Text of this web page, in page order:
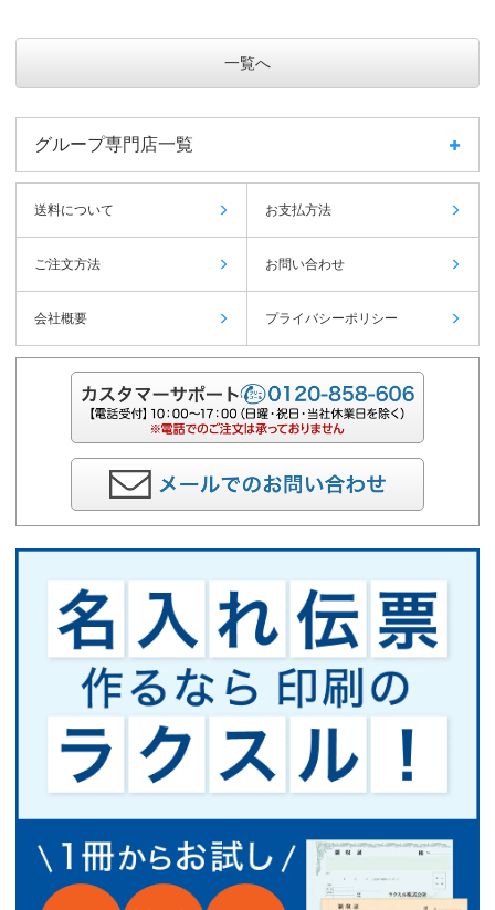
一覧へ
グループ専門店一覧
送料について お支払方法
ご注文方法 お問い合わせ
会社概要 プライバシーポリシー